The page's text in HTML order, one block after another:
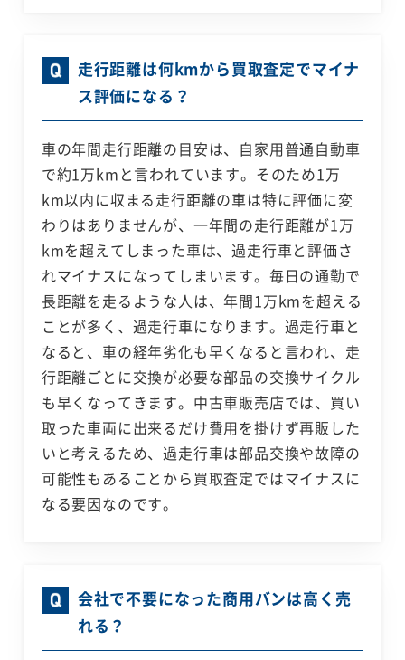
走行距離は何kmから買取査定でマイナ
ス評価になる？
車の年間走行距離の目安は、自家用普通自動車
で約1万kmと言われています。そのため1万
km以内に収まる走行距離の車は特に評価に変
わりはありませんが、一年間の走行距離が1万
kmを超えてしまった車は、過走行車と評価さ
れマイナスになってしまいます。毎日の通勤で
長距離を走るような人は、年間1万kmを超える
ことが多く、過走行車になります。過走行車と
なると、車の経年劣化も早くなると言われ、走
行距離ごとに交換が必要な部品の交換サイクル
も早くなってきます。中古車販売店では、買い
取った車両に出来るだけ費用を掛けず再販した
いと考えるため、過走行車は部品交換や故障の
可能性もあることから買取査定ではマイナスに
なる要因なのです。
会社で不要になった商用バンは高く売
れる？